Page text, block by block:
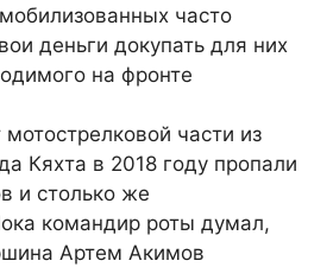
часто
деньги докупать для них
на фронте
части из
Кяхта в 2018 году пропали
и столько же
командир роты думал,
Артем Акимов